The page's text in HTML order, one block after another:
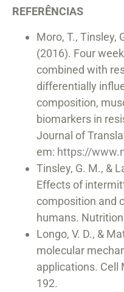
REFERÊNCIAS
Moro, T., Tinsley,
(2016). Four
combined with
differentially
composition,
biomarkers in
Journal of
em: https://
Tinsley, G. M., &
Effects of
composition and
humans.
Longo, V. D., &
molecular
applications. Cell
192.